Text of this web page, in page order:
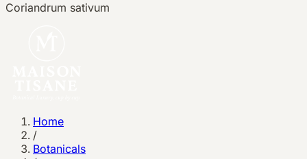
Coriandrum sativum
Home
/
Botanicals